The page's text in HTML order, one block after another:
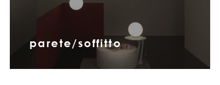
parete/soffitto